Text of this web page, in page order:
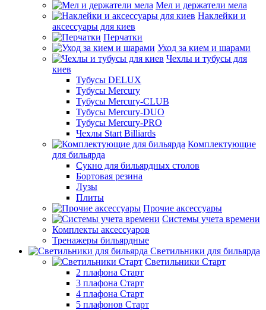
Мел и держатели мела
Наклейки и
аксессуары для киев
Перчатки
Уход за кием и шарами
Чехлы и тубусы для
киев
Тубусы DELUX
Тубусы Mercury
Тубусы Mercury-CLUB
Тубусы Mercury-DUO
Тубусы Mercury-PRO
Чехлы Start Billiards
Комплектующие
для бильярда
Сукно для бильярдных столов
Бортовая резина
Лузы
Плиты
Прочие аксессуары
Системы учета времени
Комплекты аксессуаров
Тренажеры бильярдные
Светильники для бильярда
Светильники Старт
2 плафона Старт
3 плафона Старт
4 плафона Старт
5 плафонов Старт